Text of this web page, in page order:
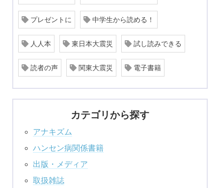
プレゼントに 中学生から読める！
人人本 東日本大震災 試し読みできる
読者の声 関東大震災 電子書籍
カテゴリから探す
アナキズム
ハンセン病関係書籍
出版・メディア
取扱雑誌